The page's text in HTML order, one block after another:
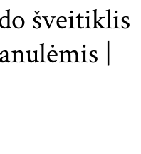
šveitiklis
|